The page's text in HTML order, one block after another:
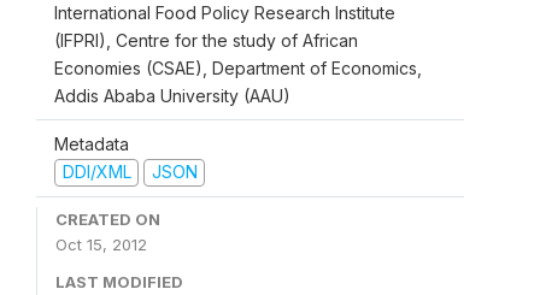
International Food Policy Research Institute
(IFPRI), Centre for the study of African
Economies (CSAE), Department of Economics,
Addis Ababa University (AAU)
Metadata
DDI/XML
JSON
CREATED ON
Oct 15, 2012
LAST MODIFIED